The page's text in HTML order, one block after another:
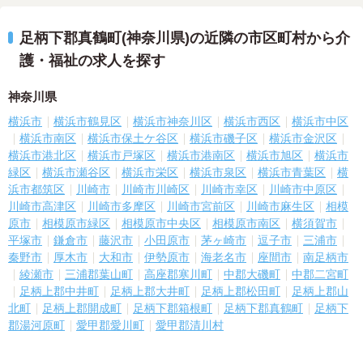
足柄下郡真鶴町(神奈川県)の近隣の市区町村から介
護・福祉の求人を探す
神奈川県
横浜市 横浜市鶴見区 横浜市神奈川区 横浜市西区
横浜市中区
横浜市南区
横浜市保土ケ谷区 横浜市磯子区
横浜市金沢区
横浜市港北区
横浜市戸塚区 横浜市港南区 横浜市旭区
横浜市
緑区
横浜市瀬谷区 横浜市栄区 横浜市泉区 横浜市青葉区
横
浜市都筑区
川崎市 川崎市川崎区 川崎市幸区
川崎市中原区
川崎市高津区
川崎市多摩区 川崎市宮前区 川崎市麻生区
相模
原市
相模原市緑区 相模原市中央区 相模原市南区
横須賀市
平塚市
鎌倉市 藤沢市 小田原市 茅ヶ崎市 逗子市
三浦市
秦野市
厚木市 大和市 伊勢原市 海老名市 座間市
南足柄市
綾瀬市
三浦郡葉山町 高座郡寒川町 中郡大磯町
中郡二宮町
足柄上郡中井町
足柄上郡大井町 足柄上郡松田町
足柄上郡山
北町
足柄上郡開成町 足柄下郡箱根町 足柄下郡真鶴町
足柄下
郡湯河原町
愛甲郡愛川町 愛甲郡清川村